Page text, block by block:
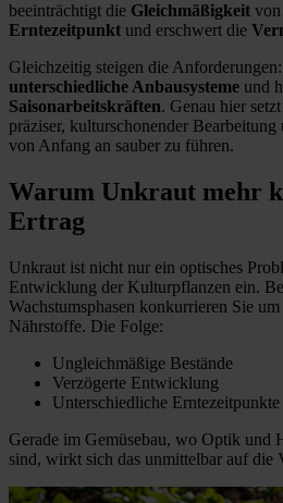
beeinträchtigt die Gleichmäßigkeit von
Erntezeitpunkt und erschwert die
Gleichzeitig steigen die Anforderungen:
unterschiedliche Anbausysteme und
Saisonarbeitskräften. Genau hier
präziser, kulturschonender
von Anfang an sauber zu führen.
Warum Unkraut mehr
Ertrag
Unkraut ist nicht nur ein optisches
Entwicklung der Kulturpflanzen ein.
Wachstumsphasen konkurrieren Sie
Nährstoffe. Die Folge:
Ungleichmäßige Bestände
Verzögerte Entwicklung
Unterschiedliche Erntezeitpunkte
Gerade im Gemüsebau, wo Optik und
sind, wirkt sich das unmittelbar auf die